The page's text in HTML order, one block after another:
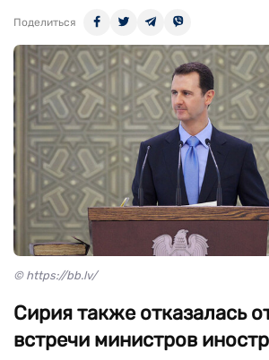
Поделиться
© https://bb.lv/
Сирия также отказалась
встречи министров